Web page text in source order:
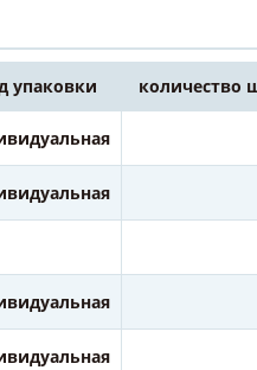
упаковки количество